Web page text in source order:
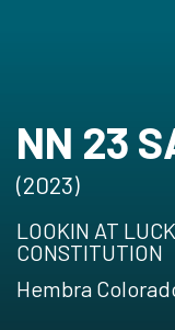
NN 23
(2023)
LOOKIN AT
CONSTITUTION
Hembra